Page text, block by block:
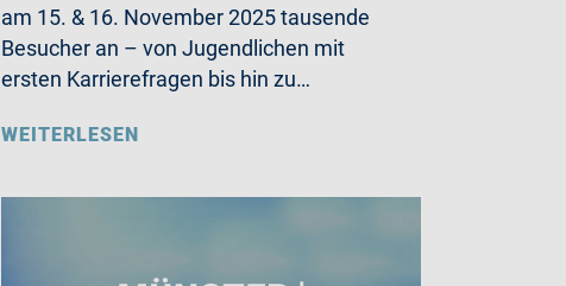
am 15. & 16. November 2025 tausende
Besucher an – von Jugendlichen mit
ersten Karrierefragen bis hin zu…
WEITERLESEN